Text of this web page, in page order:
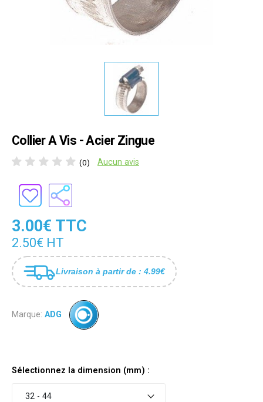
Collier A Vis - Acier Zingue
(0) Aucun avis
3.00€ TTC
2.50€ HT
Livraison à partir de : 4.99€
Marque: ADG
Sélectionnez la dimension (mm) :
32 - 44